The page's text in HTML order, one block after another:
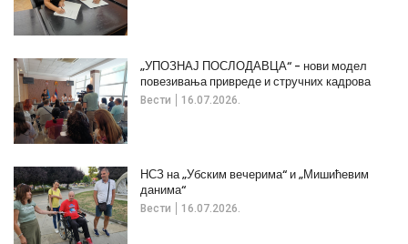
Вести 16.07.2026.
„УПОЗНАЈ ПОСЛОДАВЦА“ - нови модел
повезивања привреде и стручних кадрова
Вести 16.07.2026.
НСЗ на „Убским вечерима“ и „Мишићевим
данима“